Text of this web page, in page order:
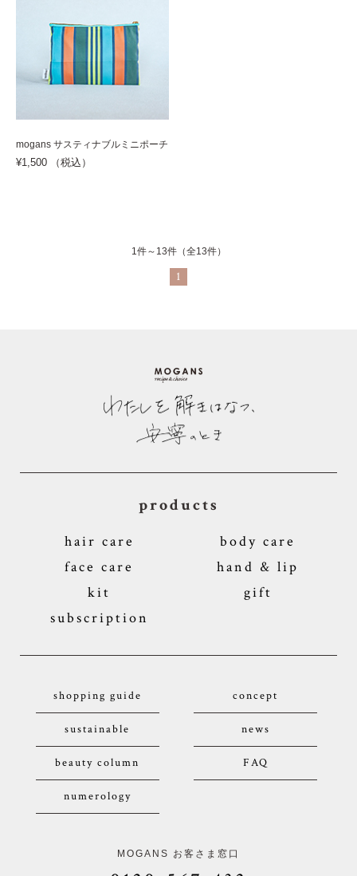
mogans サスティナブルミニポーチ
¥1,500 （税込）
1件～13件（全13件）
1
products
hair care
body care
face care
hand & lip
kit
gift
subscription
shopping guide concept
sustainable news
beauty column FAQ
numerology
MOGANS お客さま窓口